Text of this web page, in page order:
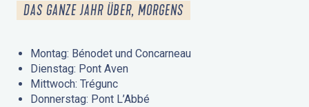
DAS GANZE JAHR ÜBER, MORGENS
Montag: Bénodet und Concarneau
Dienstag: Pont Aven
Mittwoch: Trégunc
Donnerstag: Pont L’Abbé